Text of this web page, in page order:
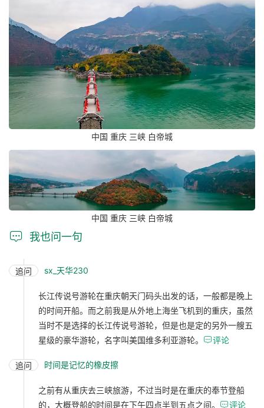
中国 重庆 三峡 白帝城
中国 重庆 三峡 白帝城
 我也问一句
追问 sx_天华230
长江传说号游轮在重庆朝天门码头出发的话，一般都是晚上
的时间开船。而之前我是从外地上海坐飞机到的重庆，虽然
当时不是选择的长江传说号游轮，但是也是定的另外一艘五
星级的豪华游轮，名字叫美国维多利亚游轮。 评论
追问 时间是记忆的橡皮擦
之前有从重庆去三峡旅游，不过当时是在重庆的奉节登船
的，大概登船的时间是在下午四点半到五点之间。 评论